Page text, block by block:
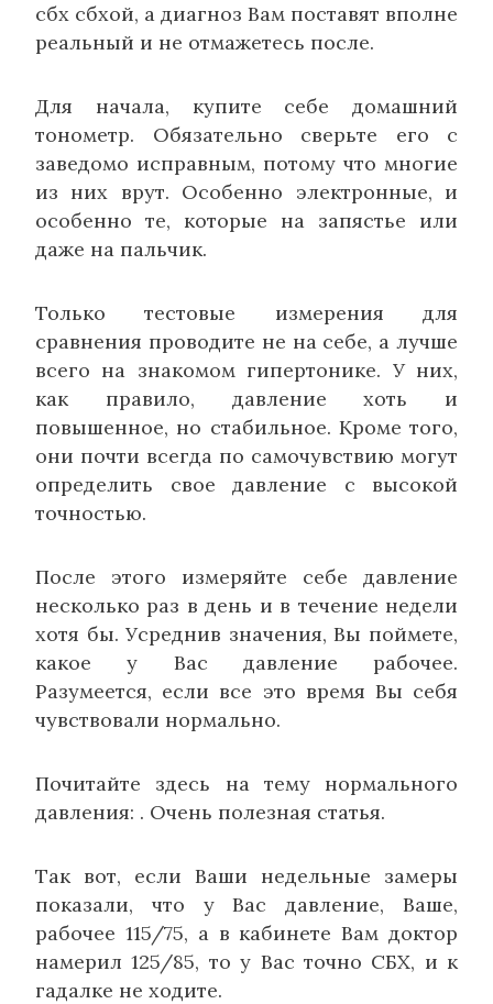
сбх сбхой, а диагноз Вам поставят вполне
реальный и не отмажетесь после.
Для начала, купите себе домашний
тонометр. Обязательно сверьте его с
заведомо исправным, потому что многие
из них врут. Особенно электронные, и
особенно те, которые на запястье или
даже на пальчик.
Только тестовые измерения для
сравнения проводите не на себе, а лучше
всего на знакомом гипертонике. У них,
как правило, давление хоть и
повышенное, но стабильное. Кроме того,
они почти всегда по самочувствию могут
определить свое давление с высокой
точностью.
После этого измеряйте себе давление
несколько раз в день и в течение недели
хотя бы. Усреднив значения, Вы поймете,
какое у Вас давление рабочее.
Разумеется, если все это время Вы себя
чувствовали нормально.
Почитайте здесь на тему нормального
давления: . Очень полезная статья.
Так вот, если Ваши недельные замеры
показали, что у Вас давление, Ваше,
рабочее 115/75, а в кабинете Вам доктор
намерил 125/85, то у Вас точно СБХ, и к
гадалке не ходите.